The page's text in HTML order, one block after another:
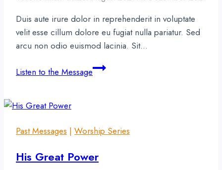
Duis aute irure dolor in reprehenderit in voluptate
velit esse cillum dolore eu fugiat nulla pariatur. Sed
arcu non odio euismod lacinia. Sit…
Listen to the MessageThe
Past Messages | Worship Series
His Great Power